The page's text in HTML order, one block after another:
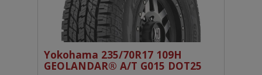
Yokohama 235/70R17 109H
GEOLANDAR® A/T G015 DOT25